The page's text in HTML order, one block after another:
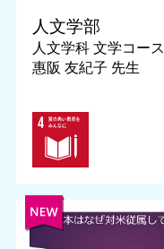
人文学部
人文学科 文学コース
惠阪 友紀子 先生